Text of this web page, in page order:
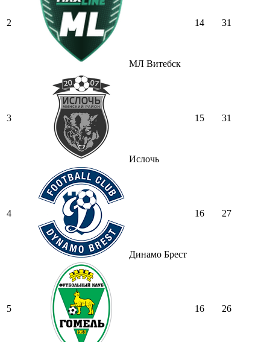
2
МЛ Витебск
14 31
3
Ислочь
15 31
4
Динамо Брест
16 27
5 16 26